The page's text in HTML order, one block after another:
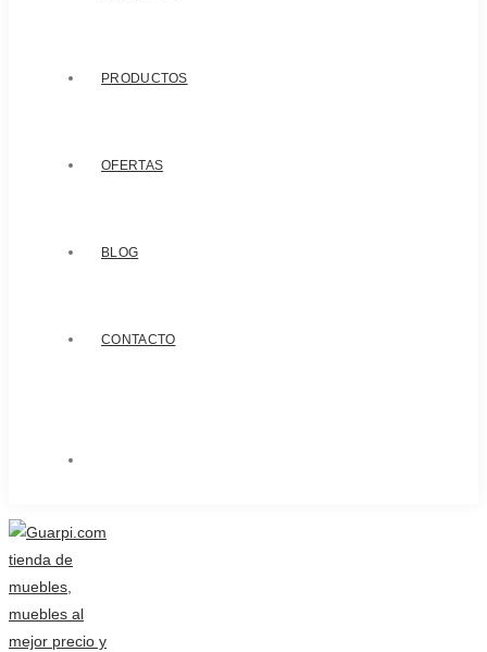
PRODUCTOS
OFERTAS
BLOG
CONTACTO